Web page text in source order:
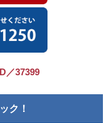
／37399
ク！